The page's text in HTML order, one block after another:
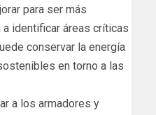
para ser más
identificar áreas críticas
conservar la energía
en torno a las
a los armadores y